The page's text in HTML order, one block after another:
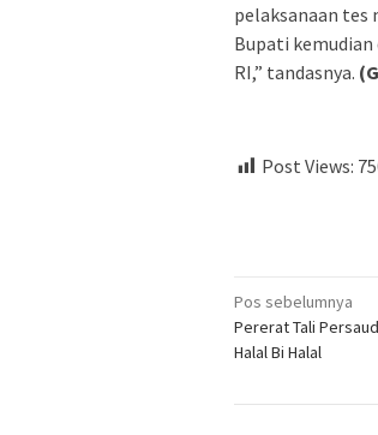
pelaksanaan tes
Bupati
RI,” tandasnya.
Post Views:
Navigasi
pos
Pos sebelumnya
Pererat Tali
Halal Bi Halal